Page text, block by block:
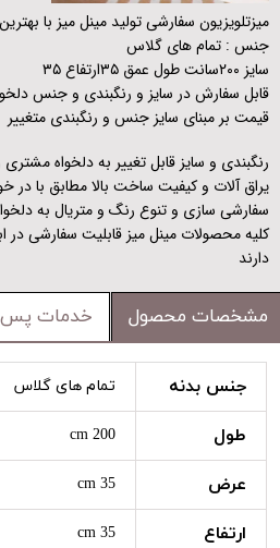
میزتلویزیون سفارشی تولید مینل میز با
جنس : تمام های گلاس
سایز ۲۰۰سانت طول عمق ۳۵ارتفاع ۳۵
قابل سفارش در سایز و رنگبندی و جنس
قیمت بر مبنای سایز جنس و رنگبندی متغییر
رنگبندی و سایز قابل تغییر به دلخواه مشتری
یراق آلات و کیفیت ساخت بالا مطابق با
سفارشی سازی و تنوع رنگ و متریال به
کلیه محصولات مینل میز قابلیت سفارشی در
دارند
مشخصات محصول خدمات پس
جنس بدنه تمام های گلاس
طول 200 cm
عرض 35 cm
ارتفاع 35 cm